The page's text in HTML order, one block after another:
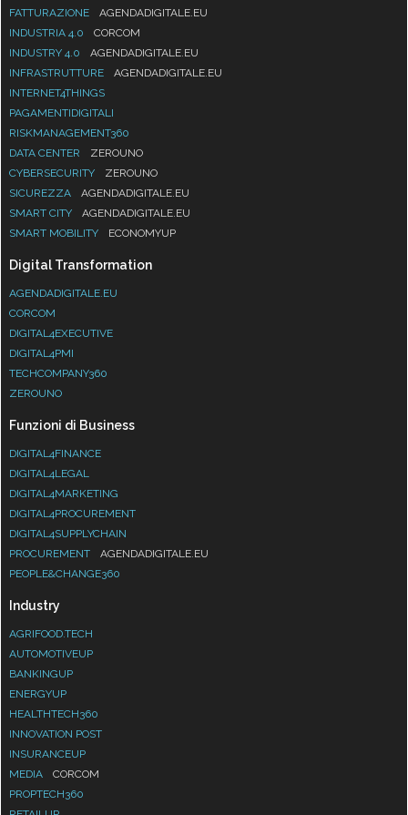
FATTURAZIONE
AGENDADIGITALE.EU
INDUSTRIA 4.0
CORCOM
INDUSTRY 4.0
AGENDADIGITALE.EU
INFRASTRUTTURE
AGENDADIGITALE.EU
INTERNET4THINGS
PAGAMENTIDIGITALI
RISKMANAGEMENT360
DATA CENTER
ZEROUNO
CYBERSECURITY
ZEROUNO
SICUREZZA
AGENDADIGITALE.EU
SMART CITY
AGENDADIGITALE.EU
SMART MOBILITY
ECONOMYUP
Digital Transformation
AGENDADIGITALE.EU
CORCOM
DIGITAL4EXECUTIVE
DIGITAL4PMI
TECHCOMPANY360
ZEROUNO
Funzioni di Business
DIGITAL4FINANCE
DIGITAL4LEGAL
DIGITAL4MARKETING
DIGITAL4PROCUREMENT
DIGITAL4SUPPLYCHAIN
PROCUREMENT
AGENDADIGITALE.EU
PEOPLE&CHANGE360
Industry
AGRIFOOD.TECH
AUTOMOTIVEUP
BANKINGUP
ENERGYUP
HEALTHTECH360
INNOVATION POST
INSURANCEUP
MEDIA
CORCOM
PROPTECH360